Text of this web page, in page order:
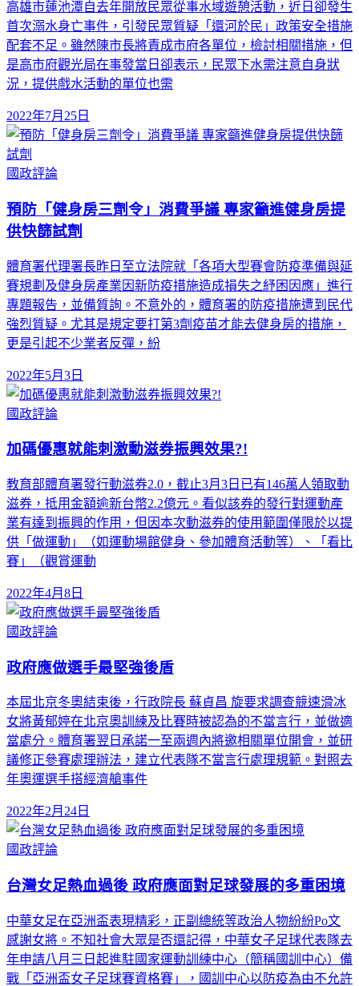
高雄市蓮池潭自去年開放民眾從事水域遊憩活動，近日卻發生
首次溺水身亡事件，引發民眾質疑「還河於民」政策安全措施
配套不足。雖然陳市長將責成市府各單位，檢討相關措施，但
是高市府觀光局在事發當日卻表示，民眾下水需注意自身狀
況，提供戲水活動的單位也需
2022年7月25日
國政評論
預防「健身房三劑令」消費爭議 專家籲進健身房提
供快篩試劑
體育署代理署長昨日至立法院就「各項大型賽會防疫準備與延
賽規劃及健身房產業因新防疫措施造成損失之紓困因應」進行
專題報告，並備質詢。不意外的，體育署的防疫措施遭到民代
強烈質疑。尤其是規定要打第3劑疫苗才能去健身房的措施，
更是引起不少業者反彈，紛
2022年5月3日
國政評論
加碼優惠就能刺激動滋券振興效果?!
教育部體育署發行動滋券2.0，截止3月3日已有146萬人領取動
滋券，抵用金額逾新台幣2.2億元。看似該券的發行對運動產
業有達到振興的作用，但因本次動滋券的使用範圍僅限於以提
供「做運動」（如運動場館健身、參加體育活動等）、「看比
賽」（觀賞運動
2022年4月8日
國政評論
政府應做選手最堅強後盾
本屆北京冬奧結束後，行政院長 蘇貞昌 旋要求調查競速滑冰
女將黃郁婷在北京奧訓練及比賽時被認為的不當言行，並做適
當處分。體育署翌日承諾一至兩週內將邀相關單位開會，並研
議修正參賽處理辦法，建立代表隊不當言行處理規範。對照去
年奧運選手搭經濟艙事件
2022年2月24日
國政評論
台灣女足熱血過後 政府應面對足球發展的多重困境
中華女足在亞洲盃表現精彩，正副總統等政治人物紛紛Po文
感謝女將。不知社會大眾是否還記得，中華女子足球代表隊去
年申請八月三日起進駐國家運動訓練中心（簡稱國訓中心）備
戰「亞洲盃女子足球賽資格賽」，國訓中心以防疫為由不允許